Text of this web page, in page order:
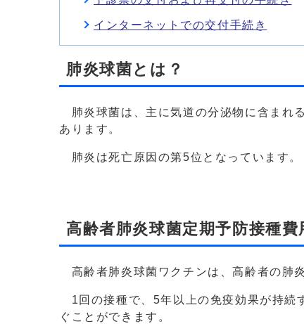
インターネットでの交付手続き
肺炎球菌とは？
肺炎球菌は、主に気道の分泌物に含まれ
あります。
肺炎は死亡原因の第5位となっています。
高齢者肺炎球菌定期予防接種
高齢者肺炎球菌ワクチンは、高齢者の肺
1回の接種で、5年以上の免疫効果が持続
ぐことができます。